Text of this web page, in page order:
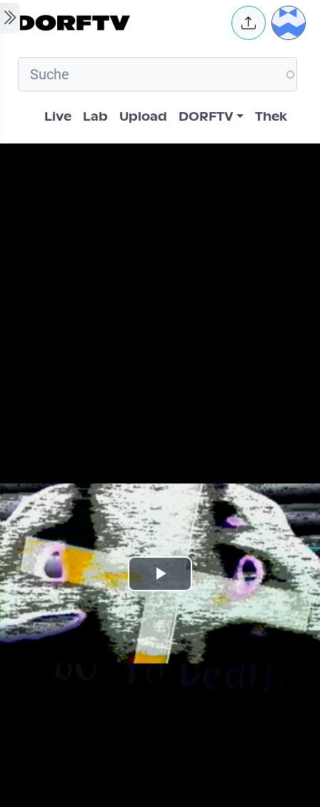
Skip to main content User
Hauptnavigation
Live Lab Upload DORFTV Thek
Play
Video